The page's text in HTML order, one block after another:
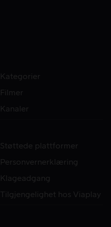
Kategorier
Filmer
Kanaler
Støttede plattformer
Personvernerklæring
Klageadgang
Tilgjengelighet hos Viaplay